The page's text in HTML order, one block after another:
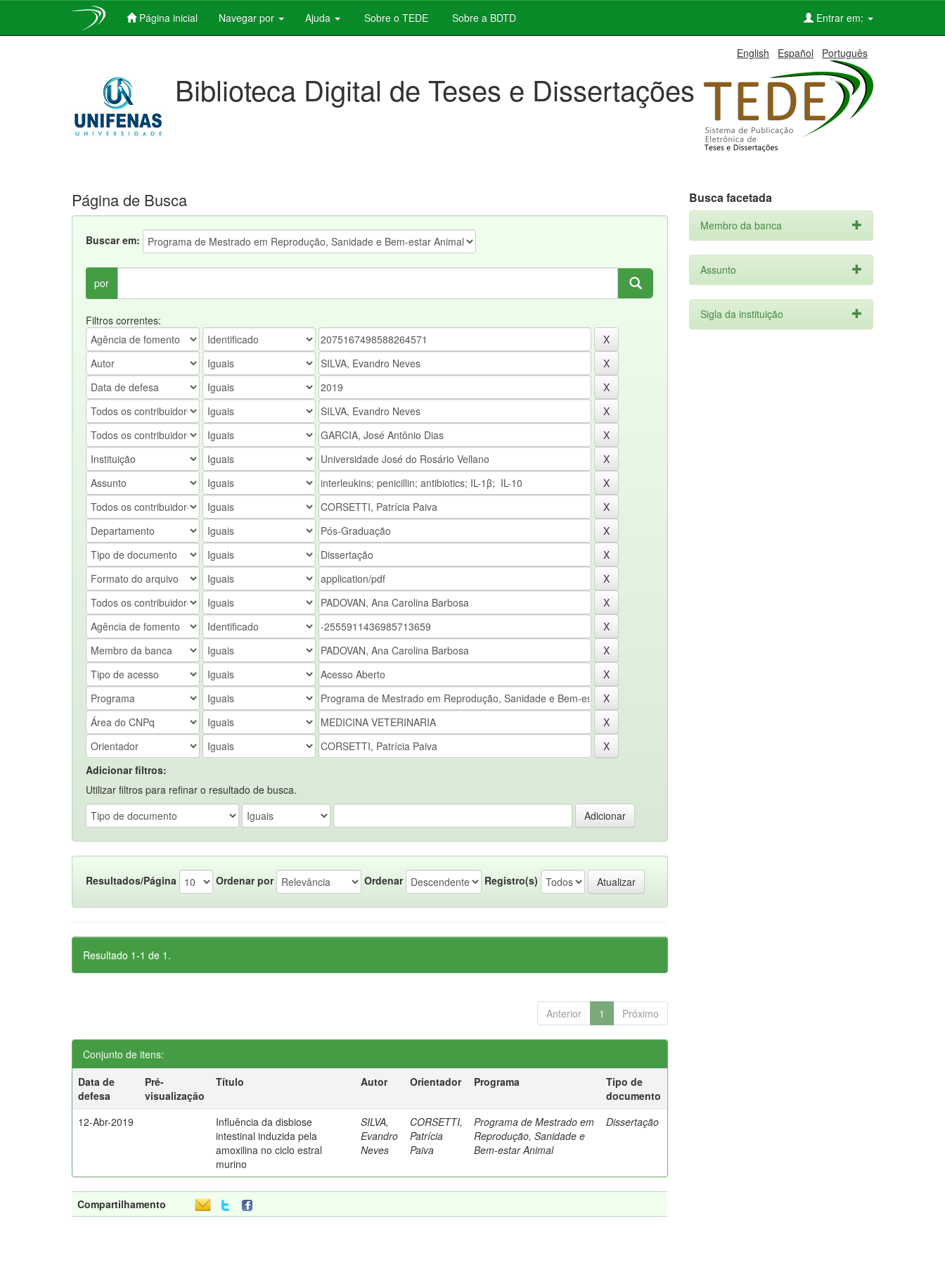
Página inicial Navegar por Ajuda Sobre o TEDE Sobre a BDTD Entrar em:
English Español Português
Biblioteca Digital de Teses e Dissertações
Página de Busca
Buscar em:
por
Filtros correntes:
Adicionar filtros:
Utilizar filtros para refinar o resultado de busca.
Resultados/Página Ordenar por Ordenar Registro(s)
Resultado 1-1 de 1.
Anterior 1 Próximo
Conjunto de itens:
Data de
defesa
Pré-
visualização
Título Autor Orientador Programa
Tipo de
documento
12-Abr-2019
Influência da disbiose
intestinal induzida pela
amoxilina no ciclo estral
murino
SILVA,
Evandro
Neves
CORSETTI,
Patrícia
Paiva
Programa de Mestrado em
Reprodução, Sanidade e
Bem-estar Animal
Dissertação
Compartilhamento
Busca facetada
Membro da banca
Assunto
Sigla da instituição